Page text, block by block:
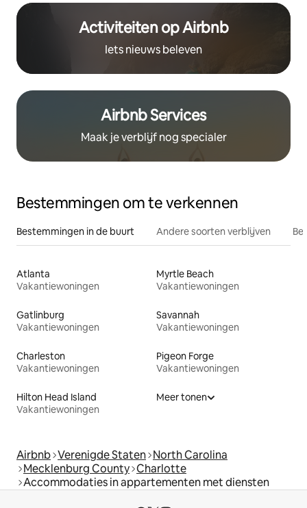
Activiteiten op Airbnb
Iets nieuws beleven
Airbnb Services
Maak je verblijf nog specialer
Bestemmingen om te verkennen
Bestemmingen in de buurt Andere soorten verblijven
Atlanta
Vakantiewoningen
Myrtle Beach
Vakantiewoningen
Gatlinburg
Vakantiewoningen
Savannah
Vakantiewoningen
Charleston
Vakantiewoningen
Pigeon Forge
Vakantiewoningen
Hilton Head Island
Vakantiewoningen
Meer tonen
Airbnb Verenigde Staten North Carolina
Mecklenburg County Charlotte
Accommodaties in appartementen met diensten